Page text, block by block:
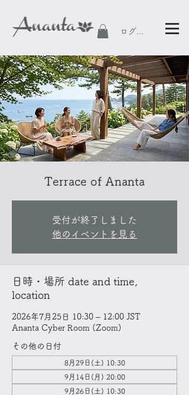
ログイン
Terrace of Ananta
受付が終了しました
他のイベントを見る
日時・場所 date and time,
location
2026年7月25日 10:30 – 12:00 JST
Ananta Cyber Room (Zoom)
その他の日付
8月29日(土) 10:30
9月14日(月) 20:00
9月26日(土) 10:30